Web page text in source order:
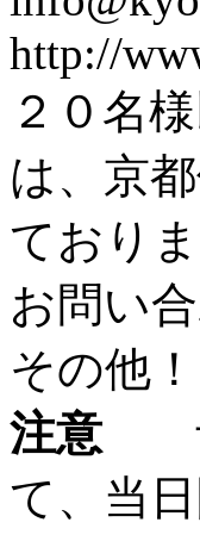
http://
２０名
は、京
ておりま
お問い
その他
注意
て、当